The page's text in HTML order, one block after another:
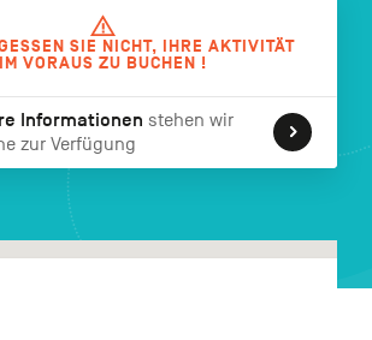
SIE NICHT, IHRE AKTIVITÄT
IM VORAUS ZU BUCHEN !
Informationen stehen wir
zur Verfügung